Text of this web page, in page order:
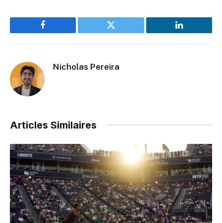
Facebook Twitter LinkedIn
Nicholas Pereira
Articles Similaires